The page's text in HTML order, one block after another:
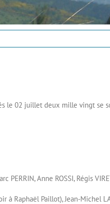
02 juillet deux mille vingt se
PERRIN, Anne ROSSI, Régis
à Raphaël Paillot), Jean-Michel